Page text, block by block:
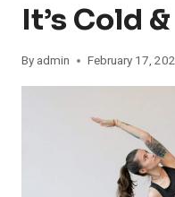
It’s Cold
By admin February 17,